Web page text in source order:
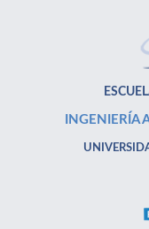
INGENIERÍA